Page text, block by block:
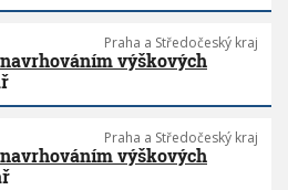
Praha a Středočeský kraj
výškových
Praha a Středočeský kraj
výškových